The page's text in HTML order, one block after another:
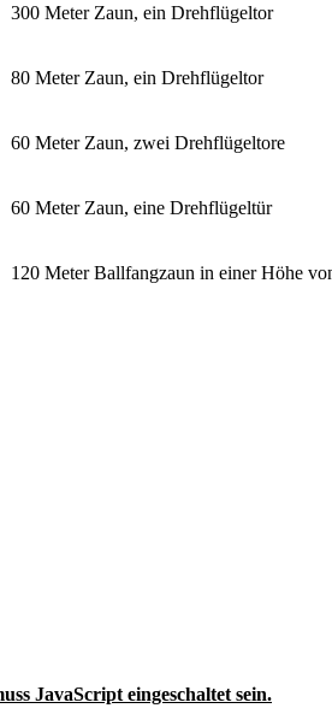
300 Meter Zaun, ein Drehflügeltor
80 Meter Zaun, ein Drehflügeltor
60 Meter Zaun, zwei Drehflügeltore
60 Meter Zaun, eine Drehflügeltür
120 Meter Ballfangzaun in einer Höhe
JavaScript eingeschaltet sein.